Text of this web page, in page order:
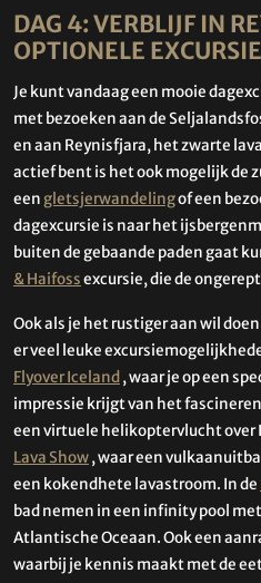
DAG 4: VERBLIJF IN
OPTIONELE
Je kunt vandaag een mooie
met bezoeken aan de
en aan Reynisfjara, het zwarte
actief bent is het ook mogelijk de
een gletsjerwandelingof een
dagexcursie is naar het
buiten de gebaande paden gaat
& Haifossexcursie, die de
Ook als je het rustiger aan wil
er veel leuke
Flyover Iceland , waar je op een
impressie krijgt van het
een virtuele helikoptervlucht over
Lava Show, waar een
een kokendhete lavastroom. In de
bad nemen in een infinity pool
Atlantische Oceaan. Ook een
waarbij je kennis maakt met de